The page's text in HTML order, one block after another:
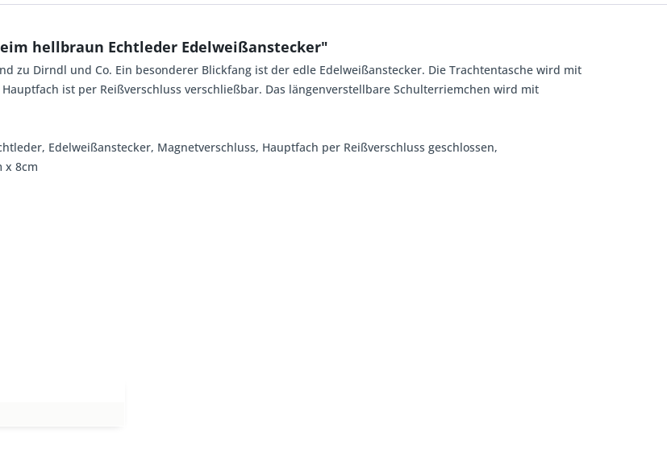
hellbraun Echtleder Edelweißanstecker"
zu Dirndl und Co. Ein besonderer Blickfang ist der edle Edelweißanstecker. Die Trachtentasche wird mit
ist per Reißverschluss verschließbar. Das längenverstellbare Schulterriemchen wird mit
Edelweißanstecker, Magnetverschluss, Hauptfach per Reißverschluss geschlossen,
x 8cm